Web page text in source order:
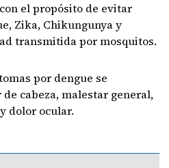
el propósito de evitar
Zika, Chikungunya y
transmitida por mosquitos.
por dengue se
cabeza, malestar general,
dolor ocular.